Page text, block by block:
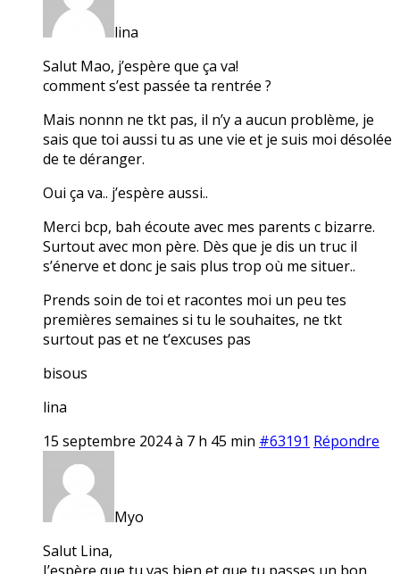
lina
Salut Mao, j’espère que ça va!
comment s’est passée ta rentrée ?
Mais nonnn ne tkt pas, il n’y a aucun problème, je
sais que toi aussi tu as une vie et je suis moi désolée
de te déranger.
Oui ça va.. j’espère aussi..
Merci bcp, bah écoute avec mes parents c bizarre.
Surtout avec mon père. Dès que je dis un truc il
s’énerve et donc je sais plus trop où me situer..
Prends soin de toi et racontes moi un peu tes
premières semaines si tu le souhaites, ne tkt
surtout pas et ne t’excuses pas
bisous
lina
15 septembre 2024 à 7 h 45 min #63191 Répondre
Myo
Salut Lina,